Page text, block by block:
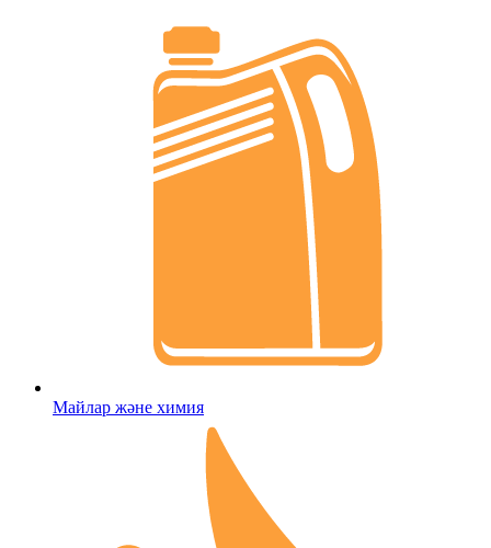
Майлар және химия